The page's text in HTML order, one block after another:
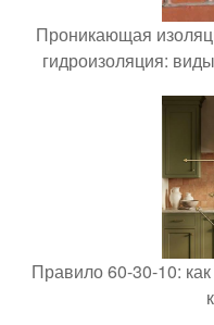
Проникающая
гидроизоляция:
Правило 60-30-10: